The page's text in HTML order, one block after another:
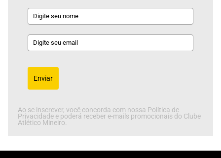
Enviar
Ao se inscrever, você concorda com nossa Política de
Privacidade e poderá receber e-mails promocionais do Clube
Atlético Mineiro.